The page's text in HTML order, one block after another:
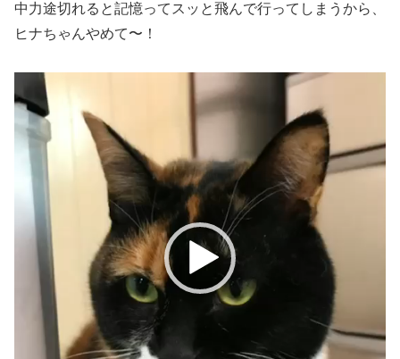
中力途切れると記憶ってスッと飛んで行ってしまうから、
ヒナちゃんやめて〜！
画
プ